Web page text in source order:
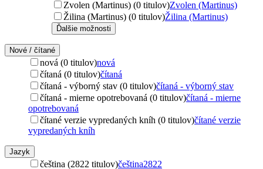
Zvolen (Martinus) (0 titulov)Zvolen (Martinus)
Žilina (Martinus) (0 titulov)Žilina (Martinus)
Ďalšie možnosti
Nové / čítané
nová (0 titulov)nová
čítaná (0 titulov)čítaná
čítaná - výborný stav (0 titulov)čítaná - výborný stav
čítaná - mierne opotrebovaná (0 titulov)čítaná - mierne
opotrebovaná
čítané verzie vypredaných kníh (0 titulov)čítané verzie
vypredaných kníh
Jazyk
čeština (2822 titulov)čeština2822